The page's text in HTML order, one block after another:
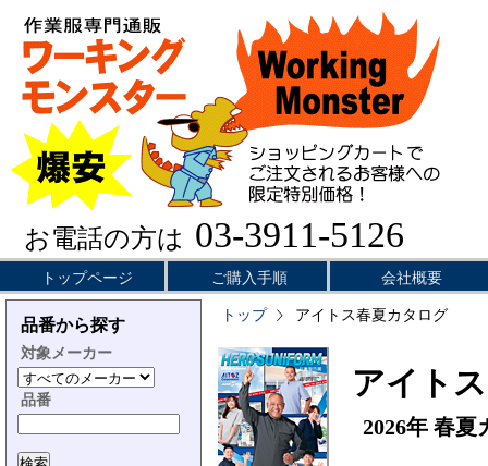
お電話の方は 03-3911-5126
トップページ ご購入手順 会社概要
品番から探す
対象メーカー
品番
トップ アイトス春夏カタログ
アイト
2026年 春夏